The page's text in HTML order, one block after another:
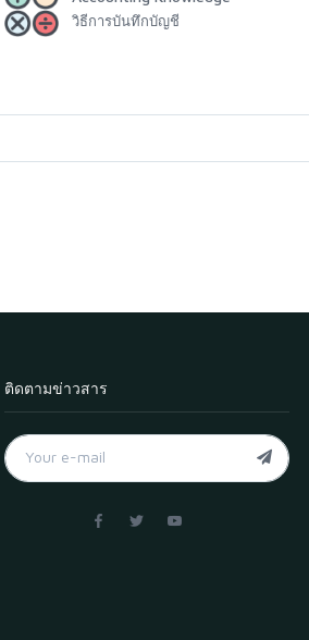
วิธีการบันทึกบัญชี
ติดตามข่าวสาร